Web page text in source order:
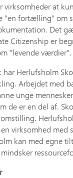
at
”en fortælling”
Det
Citizenship er
”levende værdier”.
har Herlufsholm
Arbejdet med
unge
de er en del af.
virksomhed
kan med egne